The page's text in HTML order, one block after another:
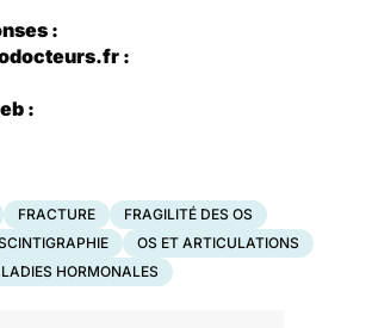
:
:
:
FRACTURE
FRAGILITÉ DES OS
OS ET ARTICULATIONS
HORMONALES